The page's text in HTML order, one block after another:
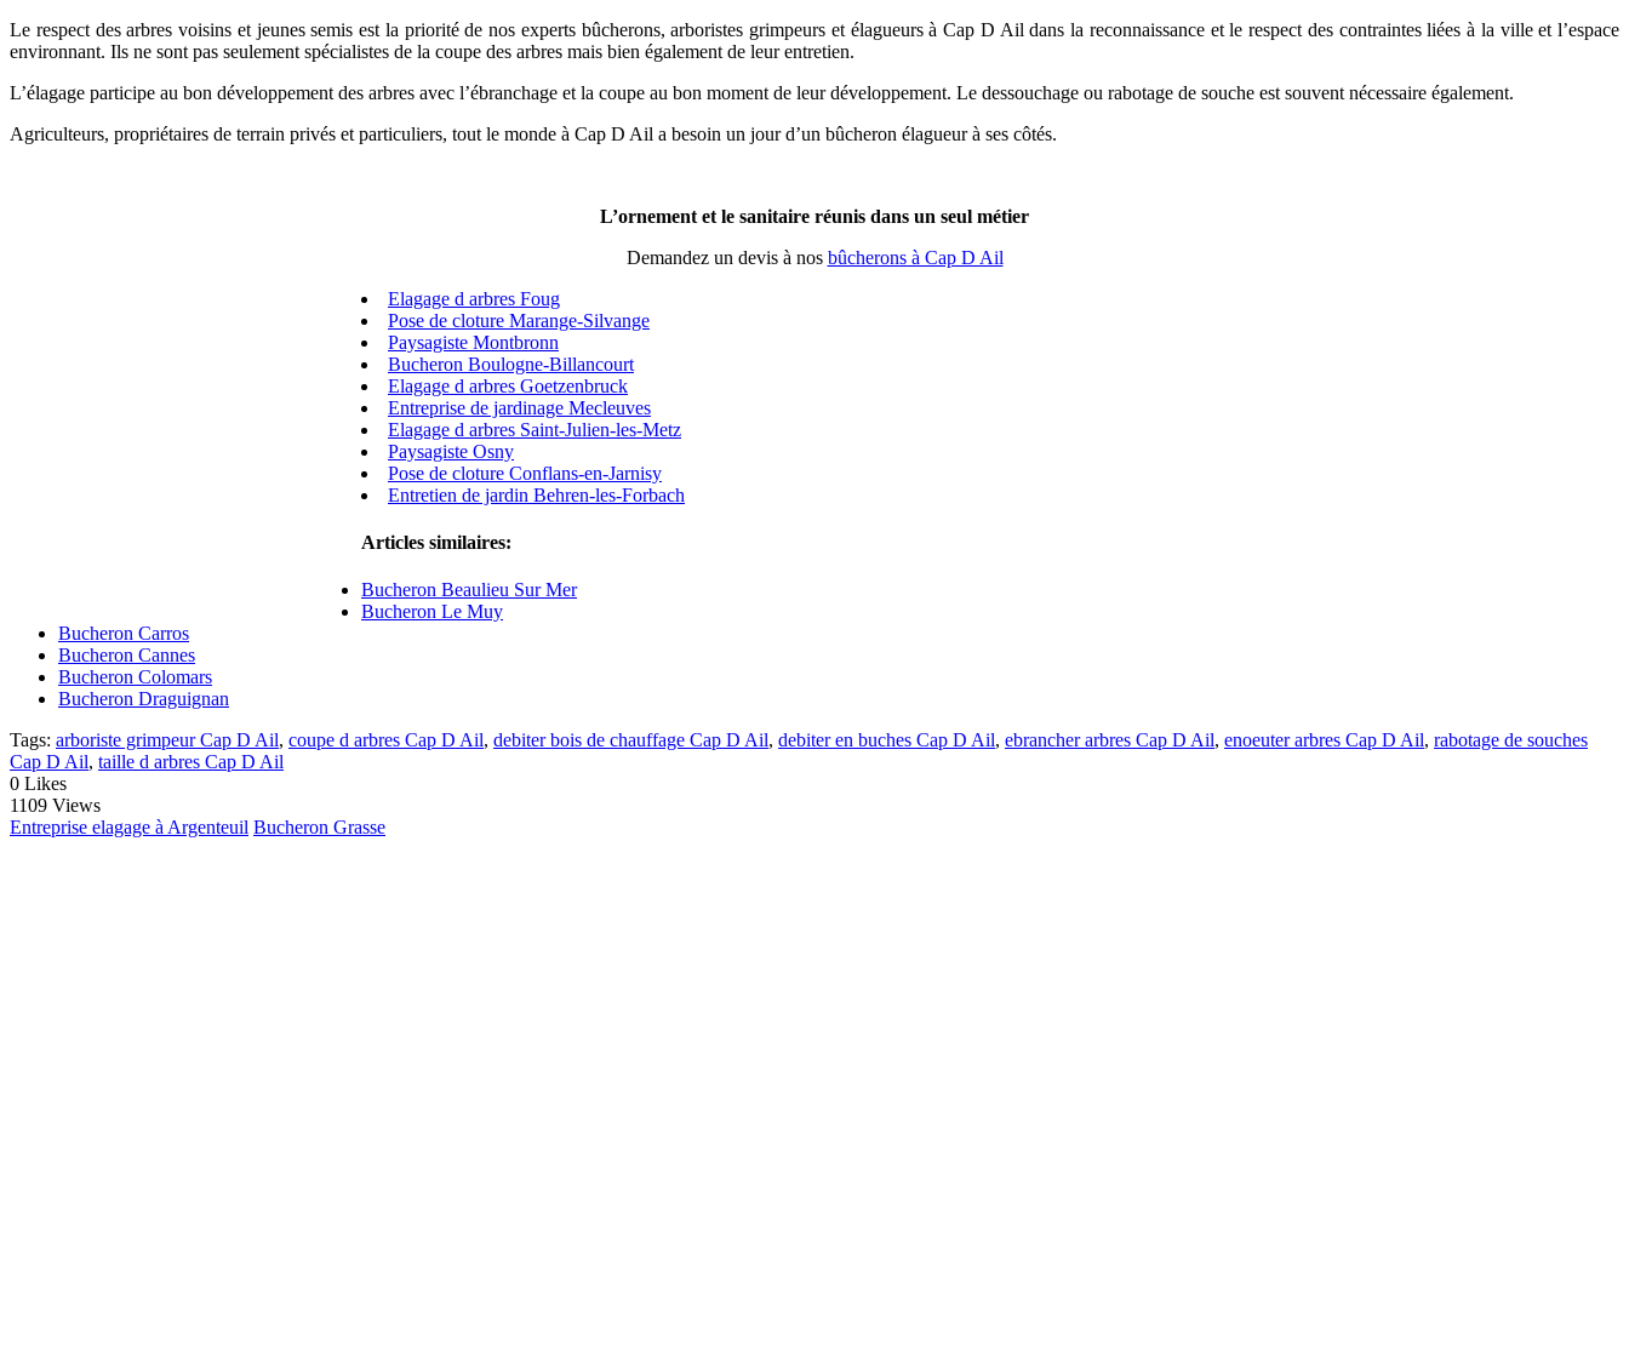
Le respect des arbres voisins et jeunes semis est la priorité de nos experts bûcherons, arboristes grimpeurs et élagueurs à Cap D Ail dans la reconnaissance et le respect des contraintes liées à la ville et l’espace
environnant. Ils ne sont pas seulement spécialistes de la coupe des arbres mais bien également de leur entretien.
L’élagage participe au bon développement des arbres avec l’ébranchage et la coupe au bon moment de leur développement. Le dessouchage ou rabotage de souche est souvent nécessaire également.
Agriculteurs, propriétaires de terrain privés et particuliers, tout le monde à Cap D Ail a besoin un jour d’un bûcheron élagueur à ses côtés.
L’ornement et le sanitaire réunis dans un seul métier
Demandez un devis à nos bûcherons à Cap D Ail
Elagage d arbres Foug
Pose de cloture Marange-Silvange
Paysagiste Montbronn
Bucheron Boulogne-Billancourt
Elagage d arbres Goetzenbruck
Entreprise de jardinage Mecleuves
Elagage d arbres Saint-Julien-les-Metz
Paysagiste Osny
Pose de cloture Conflans-en-Jarnisy
Entretien de jardin Behren-les-Forbach
Articles similaires:
Bucheron Beaulieu Sur Mer
Bucheron Le Muy
Bucheron Carros
Bucheron Cannes
Bucheron Colomars
Bucheron Draguignan
Tags: arboriste grimpeur Cap D Ail, coupe d arbres Cap D Ail, debiter bois de chauffage Cap D Ail, debiter en buches Cap D Ail, ebrancher arbres Cap D Ail, enoeuter arbres Cap D Ail, rabotage de souches
Cap D Ail, taille d arbres Cap D Ail
0 Likes
1109 Views
Entreprise elagage à Argenteuil Bucheron Grasse